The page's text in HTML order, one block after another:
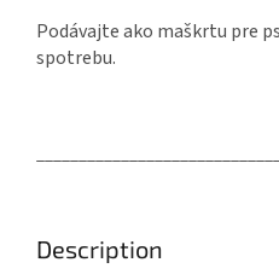
Podávajte ako maškrtu pre
spotrebu.
Description